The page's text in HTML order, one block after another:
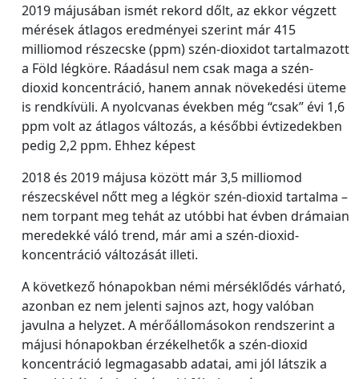
2019 májusában ismét rekord dőlt, az ekkor végzett
mérések átlagos eredményei szerint már 415
milliomod részecske (ppm) szén-dioxidot tartalmazott
a Föld légköre. Ráadásul nem csak maga a szén-
dioxid koncentráció, hanem annak növekedési üteme
is rendkívüli. A nyolcvanas években még “csak” évi 1,6
ppm volt az átlagos változás, a későbbi évtizedekben
pedig 2,2 ppm. Ehhez képest
2018 és 2019 májusa között már 3,5 milliomod
részecskével nőtt meg a légkör szén-dioxid tartalma –
nem torpant meg tehát az utóbbi hat évben drámaian
meredekké váló trend, már ami a szén-dioxid-
koncentráció változását illeti.
A következő hónapokban némi mérséklődés várható,
azonban ez nem jelenti sajnos azt, hogy valóban
javulna a helyzet. A mérőállomásokon rendszerint a
májusi hónapokban érzékelhetők a szén-dioxid
koncentráció legmagasabb adatai, ami jól látszik a